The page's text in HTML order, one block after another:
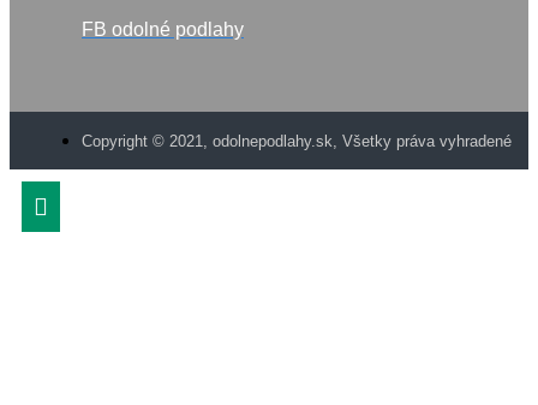
FB odolné podlahy
Copyright © 2021, odolnepodlahy.sk, Všetky práva vyhradené